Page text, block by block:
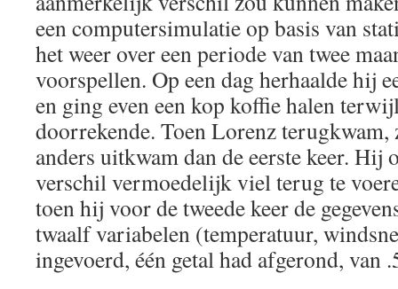
een computersimulatie op basis van
het weer over een periode van twee
voorspellen. Op een dag herhaalde hij
en ging even een kop koffie halen
doorrekende. Toen Lorenz terugkwam,
anders uitkwam dan de eerste keer. Hij
verschil vermoedelijk viel terug te
toen hij voor de tweede keer de
twaalf variabelen (temperatuur,
ingevoerd, één getal had afgerond, van